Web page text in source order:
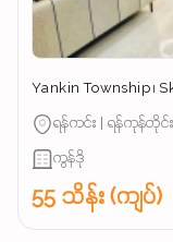
Yankin Township ၊
ရန်ကင်း | ရန်ကုန်တိုင်
ကွန်ဒို
55 သိန်း (ကျပ်)